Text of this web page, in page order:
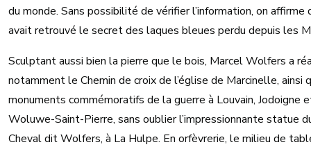
du monde. Sans possibilité de vérifier l’information, on affirme
avait retrouvé le secret des laques bleues perdu depuis les
Sculptant aussi bien la pierre que le bois, Marcel Wolfers a
notamment le Chemin de croix de l’église de Marcinelle, ainsi
monuments commémoratifs de la guerre à Louvain, Jodoigne
Woluwe-Saint-Pierre, sans oublier l’impressionnante statue
Cheval dit Wolfers, à La Hulpe. En orfèvrerie, le milieu de